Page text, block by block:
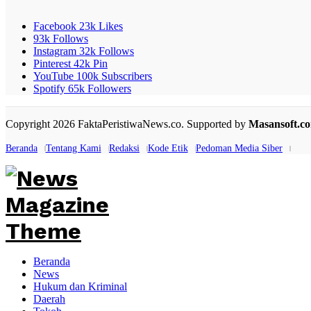
Facebook 23k Likes
93k Follows
Instagram 32k Follows
Pinterest 42k Pin
YouTube 100k Subscribers
Spotify 65k Followers
Copyright 2026 FaktaPeristiwaNews.co. Supported by
Beranda Tentang Kami Redaksi Kode Etik Pedoman Media Siber
Beranda
News
Hukum dan Kriminal
Daerah